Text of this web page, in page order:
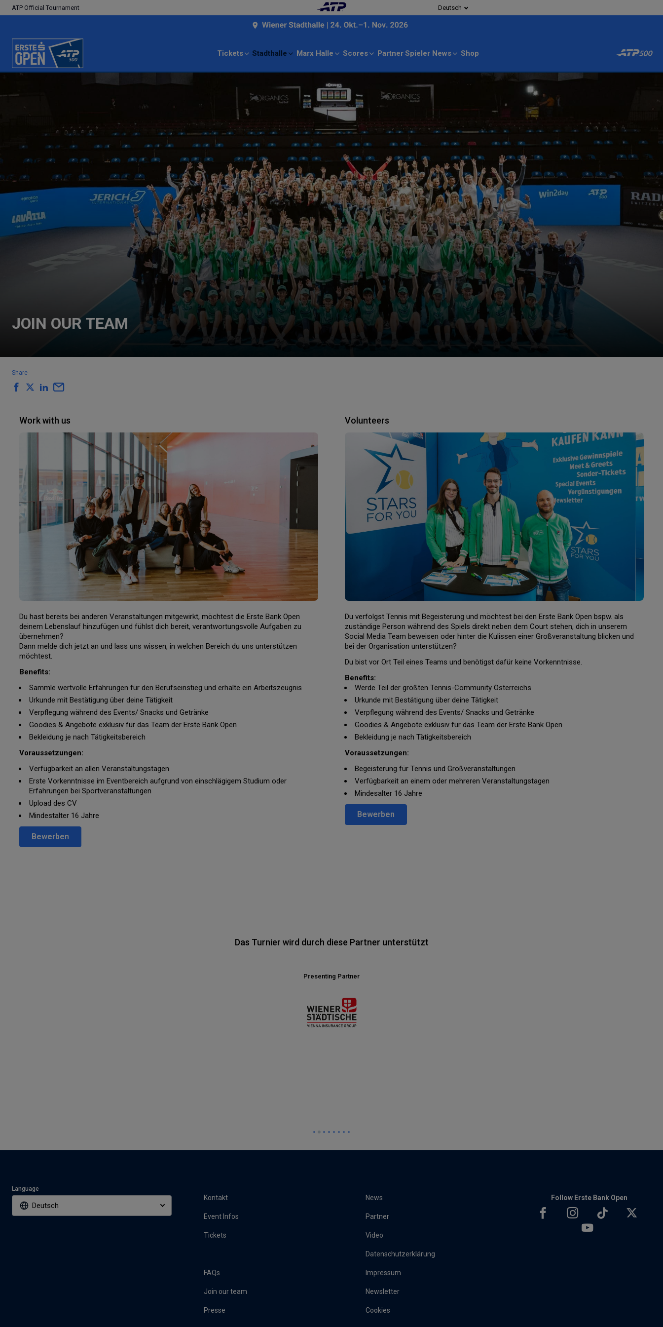
ATP Official Tournament Deutsch
Tickets Stadthalle Marx Halle Scores Partner Spieler News Shop
JOIN OUR TEAM
Share
Work with us
Du hast bereits bei anderen Veranstaltungen mitgewirkt, möchtest die Erste Bank Open
deinem Lebenslauf hinzufügen und fühlst dich bereit, verantwortungsvolle Aufgaben zu
übernehmen?
Dann melde dich jetzt an und lass uns wissen, in welchen Bereich du uns unterstützen
möchtest.
Benefits:
Sammle wertvolle Erfahrungen für den Berufseinstieg und erhalte ein Arbeitszeugnis
Urkunde mit Bestätigung über deine Tätigkeit
Verpflegung während des Events/ Snacks und Getränke
Goodies & Angebote exklusiv für das Team der Erste Bank Open
Bekleidung je nach Tätigkeitsbereich
Voraussetzungen:
Verfügbarkeit an allen Veranstaltungstagen
Erste Vorkenntnisse im Eventbereich aufgrund von einschlägigem Studium oder
Erfahrungen bei Sportveranstaltungen
Upload des CV
Mindestalter 16 Jahre
Bewerben
Volunteers
Du verfolgst Tennis mit Begeisterung und möchtest bei den Erste Bank Open bspw. als
zuständige Person während des Spiels direkt neben dem Court stehen, dich in unserem
Social Media Team beweisen oder hinter die Kulissen einer Großveranstaltung blicken und
bei der Organisation unterstützen?
Du bist vor Ort Teil eines Teams und benötigst dafür keine Vorkenntnisse.
Benefits:
Werde Teil der größten Tennis-Community Österreichs
Urkunde mit Bestätigung über deine Tätigkeit
Verpflegung während des Events/ Snacks und Getränke
Goodies & Angebote exklusiv für das Team der Erste Bank Open
Bekleidung je nach Tätigkeitsbereich
Voraussetzungen:
Begeisterung für Tennis und Großveranstaltungen
Verfügbarkeit an einem oder mehreren Veranstaltungstagen
Mindesalter 16 Jahre
Bewerben
Das Turnier wird durch diese Partner unterstützt
Presenting Partner
Language
Deutsch
Kontakt News
Event Infos Partner
Tickets Video
Datenschutzerklärung
FAQs Impressum
Join our team Newsletter
Presse Cookies
Follow Erste Bank Open